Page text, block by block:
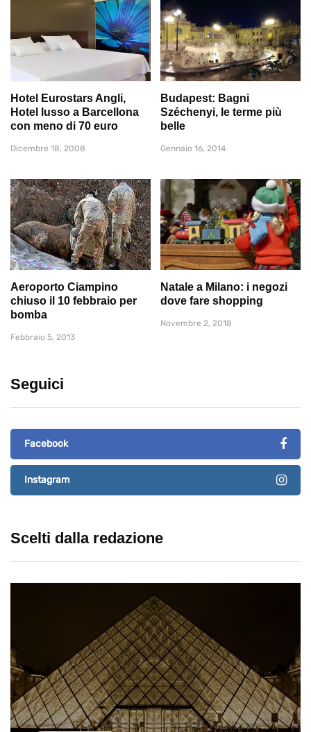
Hotel Eurostars Angli,
Hotel lusso a Barcellona
con meno di 70 euro
Dicembre 18, 2008
Budapest: Bagni
Széchenyi, le terme più
belle
Gennaio 16, 2014
Aeroporto Ciampino
chiuso il 10 febbraio per
bomba
Febbraio 5, 2013
Natale a Milano: i negozi
dove fare shopping
Novembre 2, 2018
Seguici
Facebook
Instagram
Scelti dalla redazione